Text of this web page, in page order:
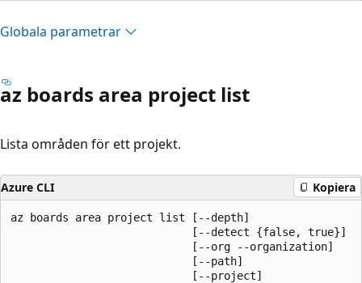
Globala parametrar
az boards area project list
Lista områden för ett projekt.
Azure CLI Kopiera
az boards area project list [--depth]
                            [--detect {false, true}]
                            [--org --organization]
                            [--path]
                            [--project]